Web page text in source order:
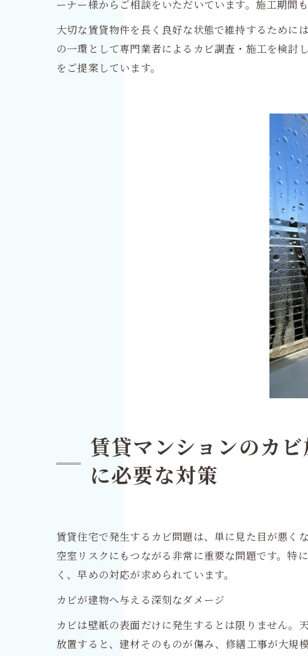
ーナー様からご相談をいただいています。施工期間
大切な賃貸物件を長く良好な状態で維持するために
の一環として専門業者によるカビ調査・施工を検討
をご提案しています。
賃貸マンションのカ
に必要な対策
賃貸住宅で発生するカビ問題は、単に見た目が悪く
空室リスクにもつながる非常に重要な問題です。特
く、早めの対応が求められています。
カビが建物へ与える深刻なダメージ
カビは壁紙の表面だけに発生するとは限りません。
放置すると、建材そのものが傷み、修繕工事が大規